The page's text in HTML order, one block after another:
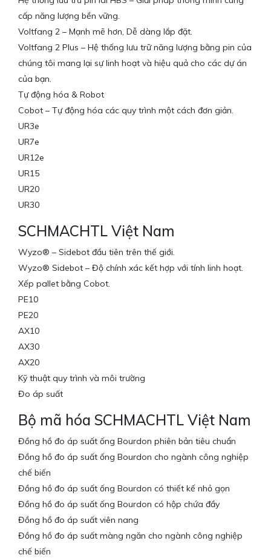
cấp năng lượng bền vững.
Voltfang 2 – Mạnh mẽ hơn, Dễ dàng lắp đặt.
Voltfang 2 Plus – Hệ thống lưu trữ năng lượng bằng pin của
chúng tôi mang lại sự linh hoạt và hiệu quả cho các dự án
của bạn.
Tự động hóa & Robot
Cobot – Tự động hóa các quy trình một cách đơn giản.
UR3e
UR7e
UR12e
UR15
UR20
UR30
SCHMACHTL Việt Nam
Wyzo® – Sidebot đầu tiên trên thế giới.
Wyzo® Sidebot – Độ chính xác kết hợp với tính linh hoạt.
Xếp pallet bằng Cobot.
PE10
PE20
AX10
AX30
AX20
Kỹ thuật quy trình và môi trường
Đo áp suất
Bộ mã hóa SCHMACHTL Việt Nam
Đồng hồ đo áp suất ống Bourdon phiên bản tiêu chuẩn
Đồng hồ đo áp suất ống Bourdon cho ngành công nghiệp
chế biến
Đồng hồ đo áp suất ống Bourdon có thiết kế nhỏ gọn
Đồng hồ đo áp suất ống Bourdon có hộp chứa đầy
Đồng hồ đo áp suất viên nang
Đồng hồ đo áp suất màng ngăn cho ngành công nghiệp
chế biến